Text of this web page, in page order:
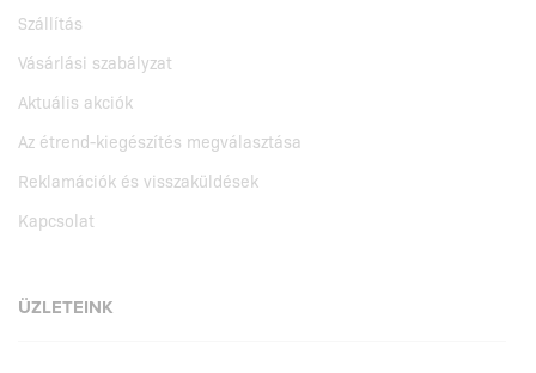
Szállítás
Vásárlási szabályzat
Aktuális akciók
Az étrend-kiegészítés megválasztása
Reklamációk és visszaküldések
Kapcsolat
ÜZLETEINK